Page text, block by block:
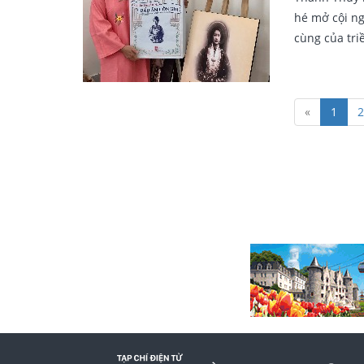
hé mở cội
cùng của
« 1 2